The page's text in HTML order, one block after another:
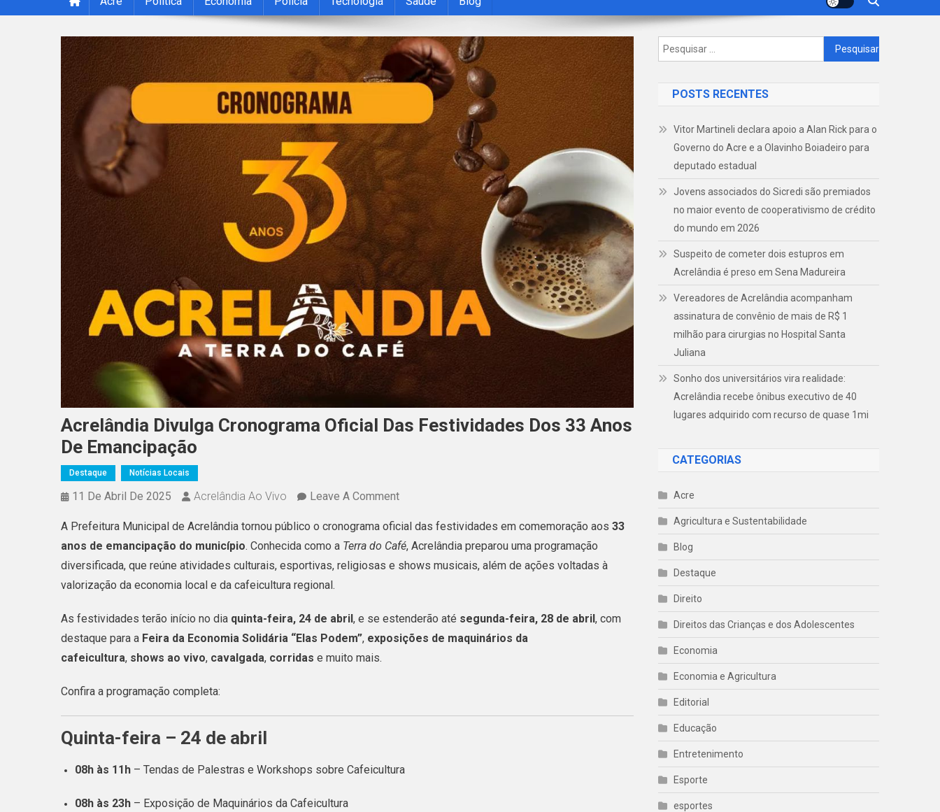
Acrelândia Divulga Cronograma Oficial Das Festividades Dos 33 Anos
De Emancipação
Destaque Notícias Locais
11 De Abril De 2025 Acrelândia Ao Vivo Leave A CommentOn
Divulga
Cronograma
Oficial
Festividades
Dos
A Prefeitura Municipal de Acrelândia tornou público o cronograma oficial das festividades em comemoração aos 33
anos de emancipação do município. Conhecida como a Terra do Café, Acrelândia preparou uma programação
diversificada, que reúne atividades culturais, esportivas, religiosas e shows musicais, além de ações voltadas à
valorização da economia local e da cafeicultura regional.
As festividades terão início no dia quinta-feira, 24 de abril, e se estenderão até segunda-feira, 28 de abril, com
destaque para a Feira da Economia Solidária “Elas Podem”, exposições de maquinários da
cafeicultura, shows ao vivo, cavalgada, corridas e muito mais.
Confira a programação completa:
Quinta-feira – 24 de abril
08h às 11h – Tendas de Palestras e Workshops sobre Cafeicultura
08h às 23h – Exposição de Maquinários da Cafeicultura
Pesquisar
por:
POSTS RECENTES
Vitor Martineli declara apoio a Alan Rick para o
Governo do Acre e a Olavinho Boiadeiro para
deputado estadual
Jovens associados do Sicredi são premiados
no maior evento de cooperativismo de crédito
do mundo em 2026
Suspeito de cometer dois estupros em
Acrelândia é preso em Sena Madureira
Vereadores de Acrelândia acompanham
assinatura de convênio de mais de R$ 1
milhão para cirurgias no Hospital Santa
Juliana
Sonho dos universitários vira realidade:
Acrelândia recebe ônibus executivo de 40
lugares adquirido com recurso de quase 1mi
CATEGORIAS
Acre
Agricultura e Sustentabilidade
Blog
Destaque
Direito
Direitos das Crianças e dos Adolescentes
Economia
Economia e Agricultura
Editorial
Educação
Entretenimento
Esporte
esportes